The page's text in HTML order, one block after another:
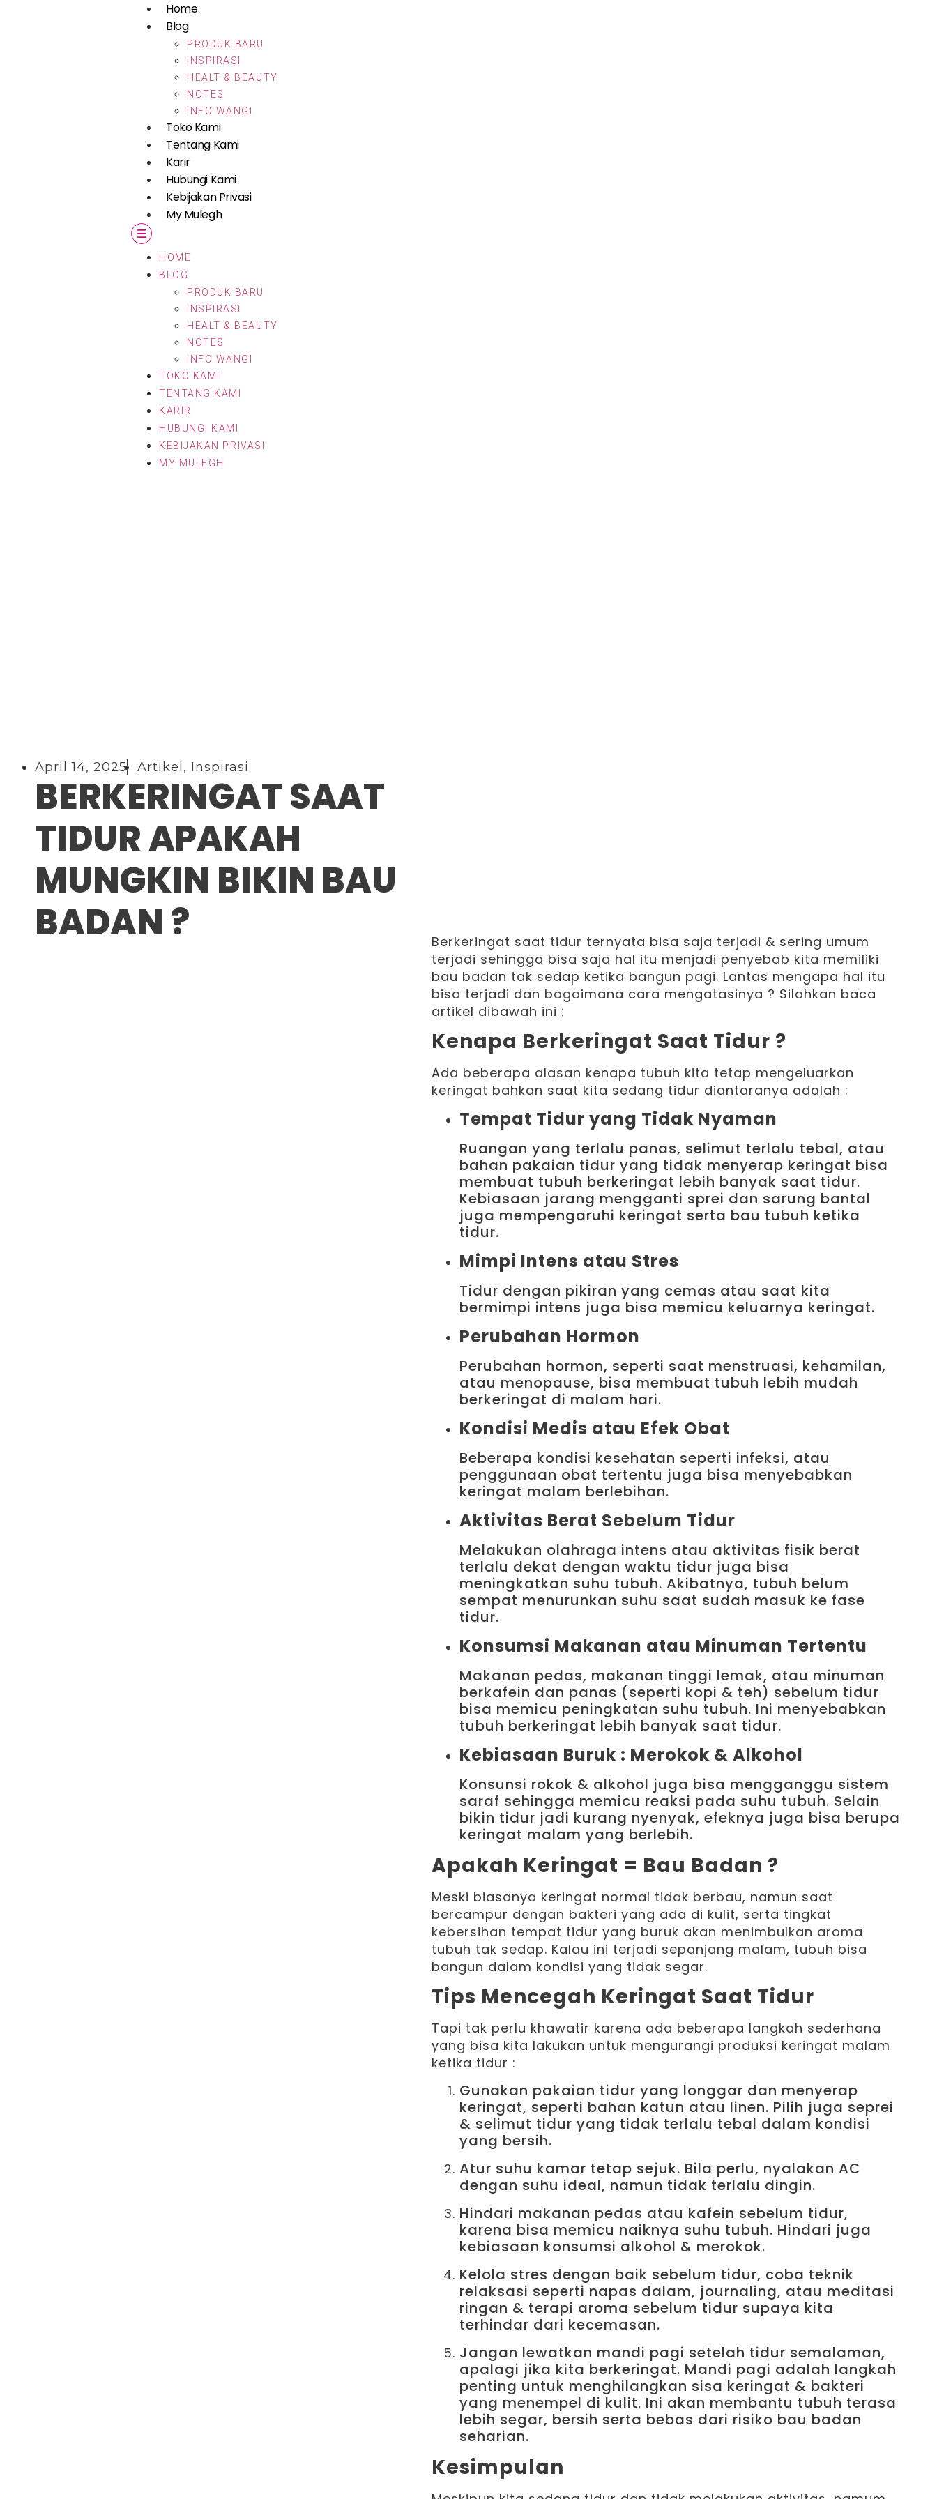
Home
Blog
PRODUK BARU
INSPIRASI
HEALT & BEAUTY
NOTES
INFO WANGI
Toko Kami
Tentang Kami
Karir
Hubungi Kami
Kebijakan Privasi
My Mulegh
HOME
BLOG
PRODUK BARU
INSPIRASI
HEALT & BEAUTY
NOTES
INFO WANGI
TOKO KAMI
TENTANG KAMI
KARIR
HUBUNGI KAMI
KEBIJAKAN PRIVASI
MY MULEGH
April 14, 2025 Artikel , Inspirasi
BERKERINGAT SAAT
TIDUR APAKAH
MUNGKIN BIKIN BAU
BADAN ?
Berkeringat saat tidur ternyata bisa saja terjadi & sering umum
terjadi sehingga bisa saja hal itu menjadi penyebab kita memiliki
bau badan tak sedap ketika bangun pagi. Lantas mengapa hal itu
bisa terjadi dan bagaimana cara mengatasinya ? Silahkan baca
artikel dibawah ini :
Kenapa Berkeringat Saat Tidur ?
Ada beberapa alasan kenapa tubuh kita tetap mengeluarkan
keringat bahkan saat kita sedang tidur diantaranya adalah :
Tempat Tidur yang Tidak Nyaman
Ruangan yang terlalu panas, selimut terlalu tebal, atau
bahan pakaian tidur yang tidak menyerap keringat bisa
membuat tubuh berkeringat lebih banyak saat tidur.
Kebiasaan jarang mengganti sprei dan sarung bantal
juga mempengaruhi keringat serta bau tubuh ketika
tidur.
Mimpi Intens atau Stres
Tidur dengan pikiran yang cemas atau saat kita
bermimpi intens juga bisa memicu keluarnya keringat.
Perubahan Hormon
Perubahan hormon, seperti saat menstruasi, kehamilan,
atau menopause, bisa membuat tubuh lebih mudah
berkeringat di malam hari.
Kondisi Medis atau Efek Obat
Beberapa kondisi kesehatan seperti infeksi, atau
penggunaan obat tertentu juga bisa menyebabkan
keringat malam berlebihan.
Aktivitas Berat Sebelum Tidur
Melakukan olahraga intens atau aktivitas fisik berat
terlalu dekat dengan waktu tidur juga bisa
meningkatkan suhu tubuh. Akibatnya, tubuh belum
sempat menurunkan suhu saat sudah masuk ke fase
tidur.
Konsumsi Makanan atau Minuman Tertentu
Makanan pedas, makanan tinggi lemak, atau minuman
berkafein dan panas (seperti kopi & teh) sebelum tidur
bisa memicu peningkatan suhu tubuh. Ini menyebabkan
tubuh berkeringat lebih banyak saat tidur.
Kebiasaan Buruk : Merokok & Alkohol
Konsunsi rokok & alkohol juga bisa mengganggu sistem
saraf sehingga memicu reaksi pada suhu tubuh. Selain
bikin tidur jadi kurang nyenyak, efeknya juga bisa berupa
keringat malam yang berlebih.
Apakah Keringat = Bau Badan ?
Meski biasanya keringat normal tidak berbau, namun saat
bercampur dengan bakteri yang ada di kulit, serta tingkat
kebersihan tempat tidur yang buruk akan menimbulkan aroma
tubuh tak sedap. Kalau ini terjadi sepanjang malam, tubuh bisa
bangun dalam kondisi yang tidak segar.
Tips Mencegah Keringat Saat Tidur
Tapi tak perlu khawatir karena ada beberapa langkah sederhana
yang bisa kita lakukan untuk mengurangi produksi keringat malam
ketika tidur :
Gunakan pakaian tidur yang longgar dan menyerap
keringat, seperti bahan katun atau linen. Pilih juga seprei
& selimut tidur yang tidak terlalu tebal dalam kondisi
yang bersih.
Atur suhu kamar tetap sejuk. Bila perlu, nyalakan AC
dengan suhu ideal, namun tidak terlalu dingin.
Hindari makanan pedas atau kafein sebelum tidur,
karena bisa memicu naiknya suhu tubuh. Hindari juga
kebiasaan konsumsi alkohol & merokok.
Kelola stres dengan baik sebelum tidur, coba teknik
relaksasi seperti napas dalam, journaling, atau meditasi
ringan & terapi aroma sebelum tidur supaya kita
terhindar dari kecemasan.
Jangan lewatkan mandi pagi setelah tidur semalaman,
apalagi jika kita berkeringat. Mandi pagi adalah langkah
penting untuk menghilangkan sisa keringat & bakteri
yang menempel di kulit. Ini akan membantu tubuh terasa
lebih segar, bersih serta bebas dari risiko bau badan
seharian.
Kesimpulan